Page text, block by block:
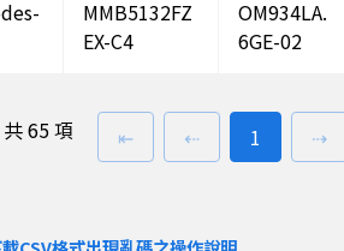
MMB5132FZ
EX-C4
OM934LA.
6GE-02
MMB5132FZ
EX-C4
OM934LA.
6GE-01
共65 項 ⇤第一頁⇠上一頁前往
1 ⇢